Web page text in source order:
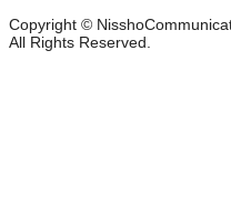
Copyright ©
All Rights Reserved.